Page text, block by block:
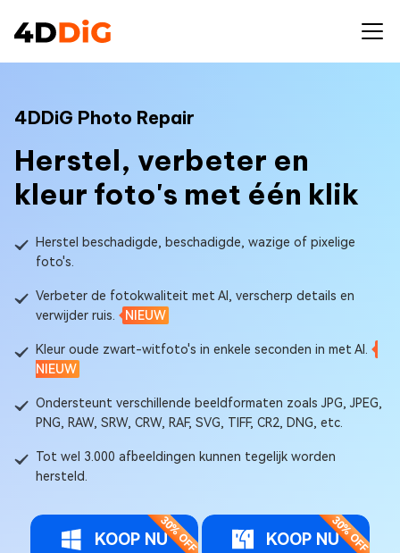
4DDiG Photo Repair
Herstel, verbeter en
kleur foto's met één klik
Herstel beschadigde, beschadigde, wazige of pixelige
foto's.
Verbeter de fotokwaliteit met AI, verscherp details en
verwijder ruis.
NIEUW
Kleur oude zwart-witfoto's in enkele seconden in met AI.
NIEUW
Ondersteunt verschillende beeldformaten zoals JPG, JPEG,
PNG, RAW, SRW, CRW, RAF, SVG, TIFF, CR2, DNG, etc.
Tot wel 3.000 afbeeldingen kunnen tegelijk worden
hersteld.
KOOP NU KOOP NU